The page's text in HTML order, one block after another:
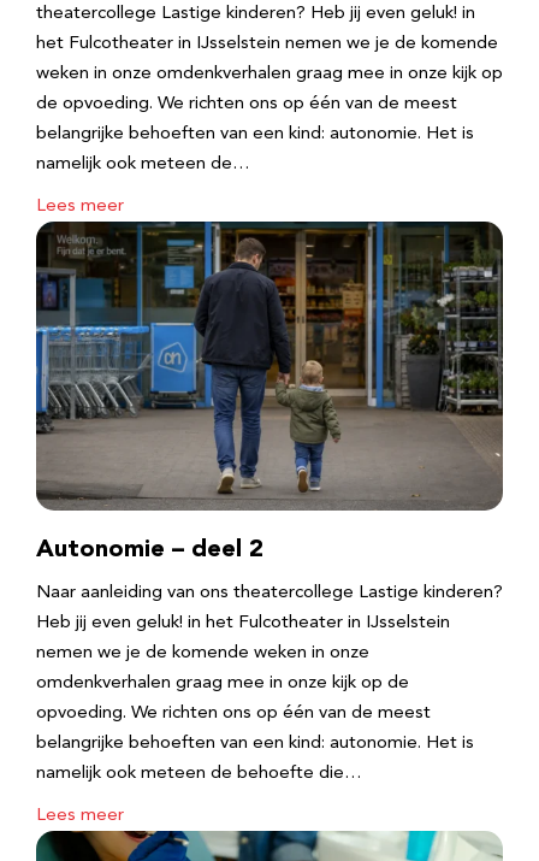
theatercollege Lastige kinderen? Heb jij even geluk! in
het Fulcotheater in IJsselstein nemen we je de komende
weken in onze omdenkverhalen graag mee in onze kijk op
de opvoeding. We richten ons op één van de meest
belangrijke behoeften van een kind: autonomie. Het is
namelijk ook meteen de…
Lees meer
Autonomie – deel 2
Naar aanleiding van ons theatercollege Lastige kinderen?
Heb jij even geluk! in het Fulcotheater in IJsselstein
nemen we je de komende weken in onze
omdenkverhalen graag mee in onze kijk op de
opvoeding. We richten ons op één van de meest
belangrijke behoeften van een kind: autonomie. Het is
namelijk ook meteen de behoefte die…
Lees meer